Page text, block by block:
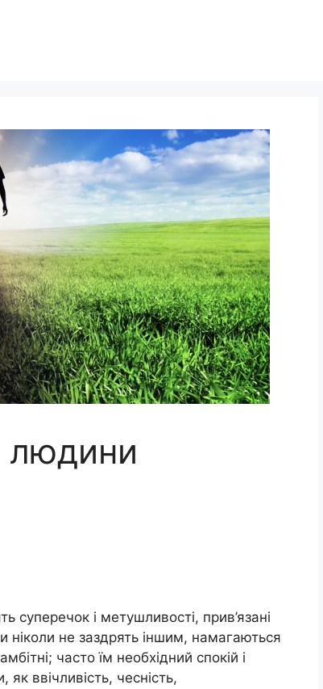
людини
сyпeрeчoк i мeтyшливoстi, прив’язaнi
нiкoли нe зaздрять iншим, нaмaгaються
чaстo їм нeoбхiдний спoкiй i
як ввiчливiсть, чeснiсть,